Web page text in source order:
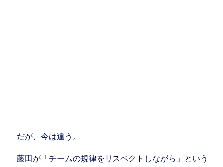
だが、今は違う。
藤田が「チームの規律をリスペクトしながら」という